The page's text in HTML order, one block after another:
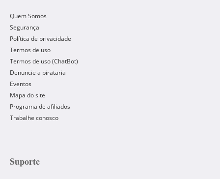
Quem Somos
Segurança
Política de privacidade
Termos de uso
Termos de uso (ChatBot)
Denuncie a pirataria
Eventos
Mapa do site
Programa de afiliados
Trabalhe conosco
Suporte